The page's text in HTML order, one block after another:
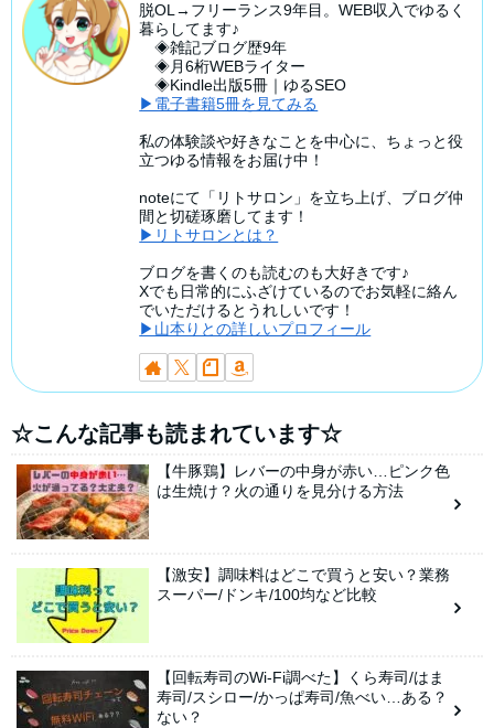
脱OL→フリーランス9年目。WEB収入でゆるく
暮らしてます♪
◈雑記ブログ歴9年
◈月6桁WEBライター
◈Kindle出版5冊｜ゆるSEO
▶電子書籍5冊を見てみる
私の体験談や好きなことを中心に、ちょっと役
立つゆる情報をお届け中！
noteにて「リトサロン」を立ち上げ、ブログ仲
間と切磋琢磨してます！
▶リトサロンとは？
ブログを書くのも読むのも大好きです♪
Xでも日常的にふざけているのでお気軽に絡ん
でいただけるとうれしいです！
▶山本りとの詳しいプロフィール
☆こんな記事も読まれています☆
【牛豚鶏】レバーの中身が赤い…ピンク色
は生焼け？火の通りを見分ける方法
【激安】調味料はどこで買うと安い？業務
スーパー/ドンキ/100均など比較
【回転寿司のWi-Fi調べた】くら寿司/はま
寿司/スシロー/かっぱ寿司/魚べい…ある？
ない？